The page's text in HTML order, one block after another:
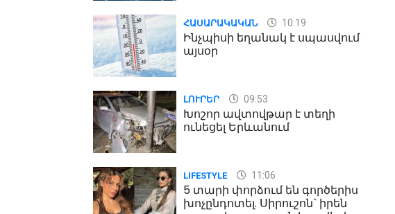
ՀԱՍԱՐԱԿԱԿԱՆ 10:19
Ինչպիսի եղանակ է սպասվում
այսօր
ԼՈՒՐԵՐ 09:53
Խոշոր ավտովթար է տեղի
ունեցել Երևանում
LIFESTYLE 11:06
5 տարի փորձում են գործերիս
խոչընդոտել. Սիրուշոն` իրեն